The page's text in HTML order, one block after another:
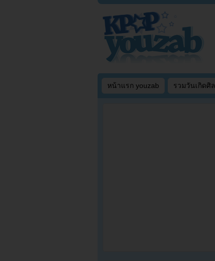
หน้าแรก youzab รวมวันเกิดศิ